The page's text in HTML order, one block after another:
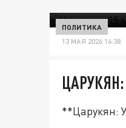
ПОЛИТИКА
13 МАЯ 2026 16:38
**Царукян: